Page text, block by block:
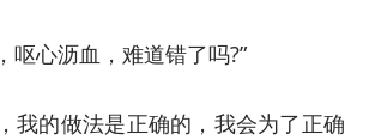
呕心沥血，难道错了吗?”
我的做法是正确的，我会为了正确